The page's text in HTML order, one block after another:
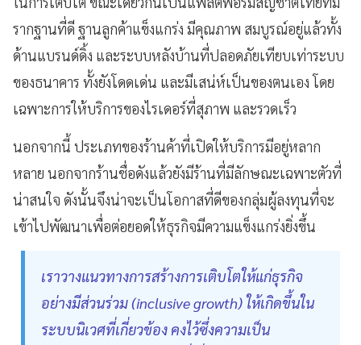
รากฐานที่ดี ฐานลูกค้าแข็งแกร่ง มีคุณภาพ สมบูรณ์อยู่แล้วทั้ง
ด้านแบรนด์ดิ้ง และระบบหลังบ้านที่ปลอดภัยเทียบเท่าระบบ
ของธนาคาร ทั้งยังโดดเด่น และมีเสน่ห์เป็นของตนเอง โดย
เฉพาะการให้บริการของไรเดอร์ที่สุภาพ และรวดเร็ว
นอกจากนี้ ประเภทของร้านค้าที่เปิดให้บริการมีอยู่หลาก
หลาย นอกจากร้านชื่อดังแล้วยังมีร้านที่มีลักษณะเฉพาะตัวที่
น่าสนใจ ดังนั้นจึงน่าจะเป็นโอกาสที่ดีของกลุ่มผู้ลงทุนที่จะ
เข้าไปพัฒนาเพื่อต่อยอดให้ธุรกิจมีความแข็งแกร่งยิ่งขึ้น
เราวางแนวทางการสร้างการเติบโตให้แก่ธุรกิจ
อย่างมีส่วนร่วม (inclusive growth) ให้เกิดขึ้นใน
ระบบนิเวศที่เกี่ยวข้อง คงไว้ซึ่งความเป็น